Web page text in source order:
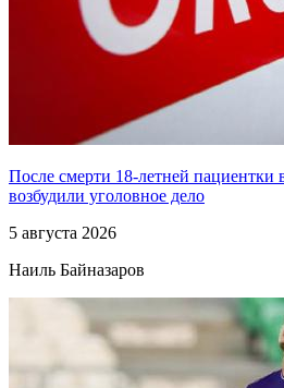
После смерти 18-летней
возбудили уголовное дело
5 августа 2026
Наиль Байназаров